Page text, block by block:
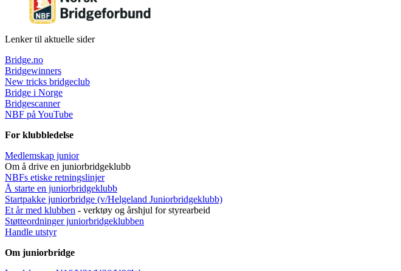
Lenker til aktuelle sider
Bridge.no
Bridgewinners
New tricks bridgeclub
Bridge i Norge
Bridgescanner
NBF på YouTube
For klubbledelse
Medlemskap junior
Om å drive en juniorbridgeklubb
NBFs etiske retningslinjer
Å starte en juniorbridgeklubb
Startpakke juniorbridge (v/Helgeland Juniorbridgeklubb)
Et år med klubben - verktøy og årshjul for styrearbeid
Støtteordninger juniorbridgeklubben
Handle utstyr
Om juniorbridge